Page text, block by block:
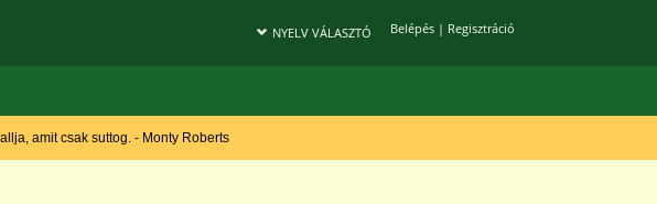
Belépés| Regisztráció
NYELV VÁLASZTÓ
amit csak suttog. - Monty Roberts